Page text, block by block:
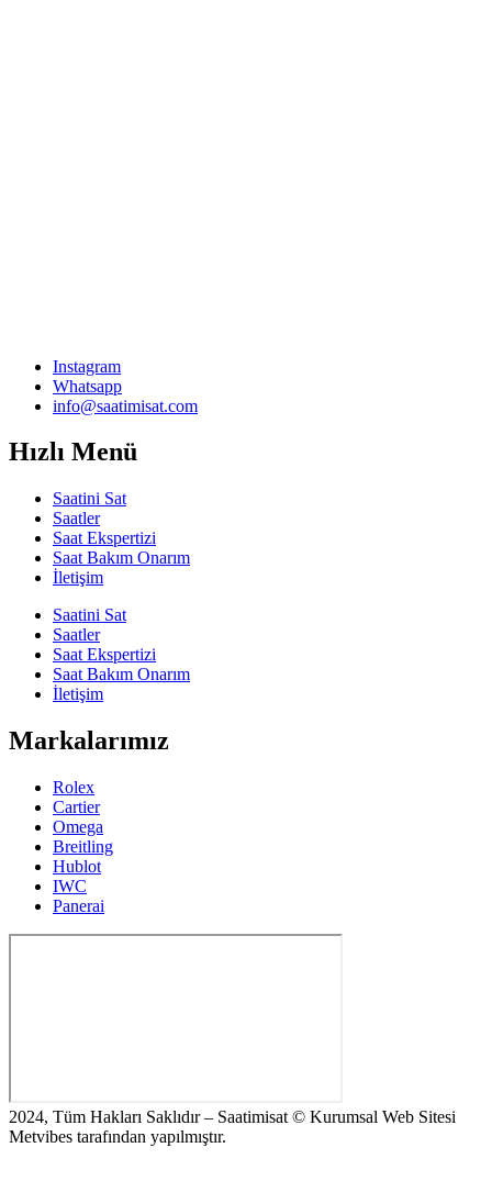
Instagram
Whatsapp
info@saatimisat.com
Hızlı Menü
Saatini Sat
Saatler
Saat Ekspertizi
Saat Bakım Onarım
İletişim
Saatini Sat
Saatler
Saat Ekspertizi
Saat Bakım Onarım
İletişim
Markalarımız
Rolex
Cartier
Omega
Breitling
Hublot
IWC
Panerai
2024, Tüm Hakları Saklıdır – Saatimisat © Kurumsal Web Sitesi
Metvibes tarafından yapılmıştır.